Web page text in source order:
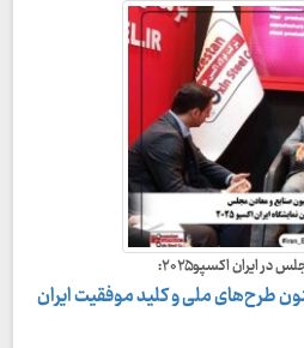
ایران اکسپو۲۰۲۵:
طرح‌های ملی و کلید موفقیت ایران